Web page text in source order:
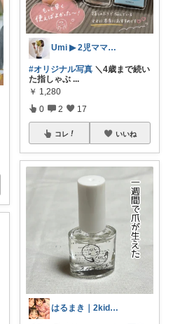
Umi ▶ ︎2児ママの育児×暮らし𓍯
#オリジナル写真 ＼4歳まで続い
た指しゃぶ ...
￥ 1,280
0 2 17
コレ いいね
はるまき｜2kidsとズボラ生活